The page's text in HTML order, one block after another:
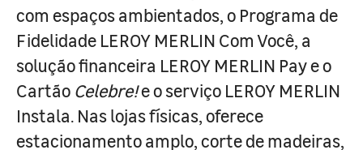
com espaços ambientados, o Programa de
Fidelidade LEROY MERLIN Com Você, a
solução financeira LEROY MERLIN Pay e o
Cartão Celebre!e o serviço LEROY MERLIN
Instala. Nas lojas físicas, oferece
estacionamento amplo, corte de madeiras,